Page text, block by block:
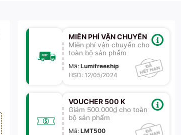
MIỄN PHÍ VẬN CHUYỂN
Miễn phí vận chuyển cho
toàn bộ sản phẩm
Mã:Lumifreeship
HSD: 12/05/2024
VOUCHER 500 K
Giảm 500.000₫ cho toàn
bộ sản phẩm
Mã:LMT500